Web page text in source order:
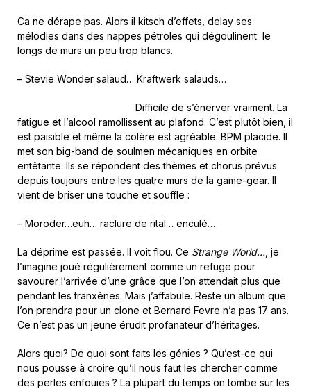
Ca ne dérape pas. Alors il kitsch d’effets, delay ses
mélodies dans des nappes pétroles qui dégoulinent le
longs de murs un peu trop blancs.
– Stevie Wonder salaud… Kraftwerk salauds…
Difficile de s’énerver vraiment. La
fatigue et l’alcool ramollissent au plafond. C’est plutôt bien, il
est paisible et même la colère est agréable. BPM placide. Il
met son big-band de soulmen mécaniques en orbite
entêtante. Ils se répondent des thèmes et chorus prévus
depuis toujours entre les quatre murs de la game-gear. Il
vient de briser une touche et souffle :
– Moroder…euh… raclure de rital… enculé…
La déprime est passée. Il voit flou. Ce Strange World… , je
l’imagine joué régulièrement comme un refuge pour
savourer l’arrivée d’une grâce que l’on attendait plus que
pendant les tranxènes. Mais j’affabule. Reste un album que
l’on prendra pour un clone et Bernard Fevre n’a pas 17 ans.
Ce n’est pas un jeune érudit profanateur d’héritages.
Alors quoi? De quoi sont faits les génies ? Qu’est-ce qui
nous pousse à croire qu’il nous faut les chercher comme
des perles enfouies ? La plupart du temps on tombe sur les